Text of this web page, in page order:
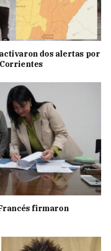
dos alertas por
firmaron